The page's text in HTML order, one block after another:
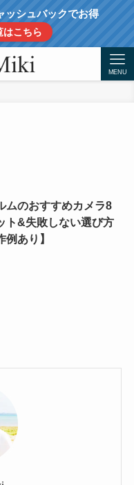
ッシュバックでお得
はこちら
MENU
ムのおすすめカメラ8
ト&失敗しない選び方
例あり】